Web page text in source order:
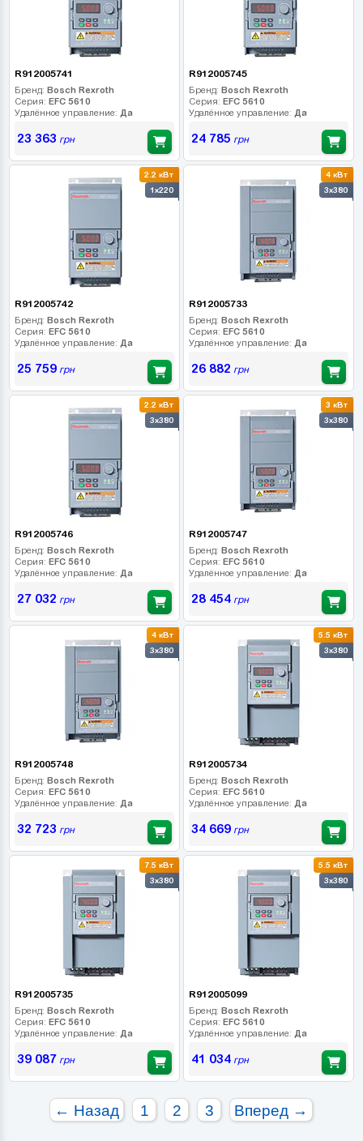
R912005741
Бренд: Bosch Rexroth
Серия: EFC 5610
Удалённое управление: Да
23 363 грн
R912005745
Бренд: Bosch Rexroth
Серия: EFC 5610
Удалённое управление: Да
24 785 грн
2.2 кВт
1x220
R912005742
Бренд: Bosch Rexroth
Серия: EFC 5610
Удалённое управление: Да
25 759грн
4 кВт
3x380
R912005733
Бренд: Bosch Rexroth
Серия: EFC 5610
Удалённое управление: Да
26 882 грн
2.2 кВт
3x380
R912005746
Бренд: Bosch Rexroth
Серия: EFC 5610
Удалённое управление: Да
27 032 грн
3 кВт
3x380
R912005747
Бренд: Bosch Rexroth
Серия: EFC 5610
Удалённое управление: Да
28 454грн
4 кВт
3x380
R912005748
Бренд: Bosch Rexroth
Серия: EFC 5610
Удалённое управление: Да
32 723 грн
5.5 кВт
3x380
R912005734
Бренд: Bosch Rexroth
Серия: EFC 5610
Удалённое управление: Да
34 669грн
7.5 кВт
3x380
R912005735
Бренд: Bosch Rexroth
Серия: EFC 5610
Удалённое управление: Да
39 087 грн
5.5 кВт
3x380
R912005099
Бренд: Bosch Rexroth
Серия: EFC 5610
Удалённое управление: Да
41 034грн
← Назад 1 2 3 Вперед →